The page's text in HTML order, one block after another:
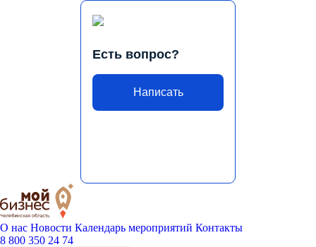
Есть вопрос?
Написать
О нас Новости Календарь мероприятий Контакты
8 800 350 24 74